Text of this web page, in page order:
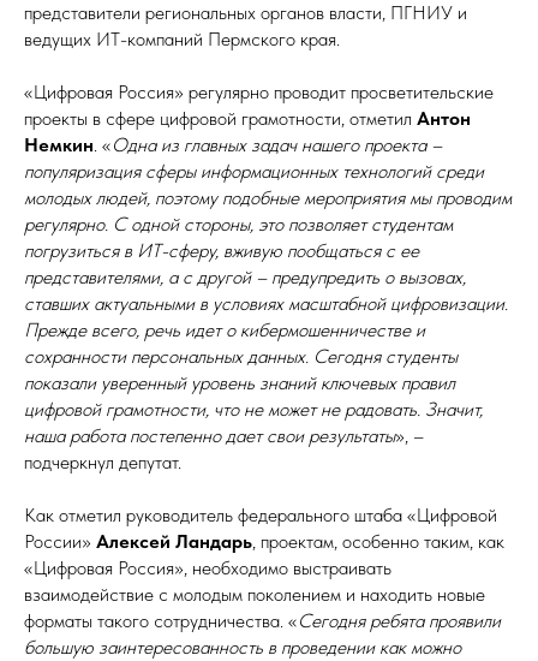
представители региональных органов власти, ПГНИУ и
ведущих ИТ-компаний Пермского края.
«Цифровая Россия» регулярно проводит просветительские
проекты в сфере цифровой грамотности, отметил Антон
Немкин. «Одна из главных задач нашего проекта –
популяризация сферы информационных технологий среди
молодых людей, поэтому подобные мероприятия мы проводим
регулярно. С одной стороны, это позволяет студентам
погрузиться в ИТ-сферу, вживую пообщаться с ее
представителями, а с другой – предупредить о вызовах,
ставших актуальными в условиях масштабной цифровизации.
Прежде всего, речь идет о кибермошенничестве и
сохранности персональных данных. Сегодня студенты
показали уверенный уровень знаний ключевых правил
цифровой грамотности, что не может не радовать. Значит,
наша работа постепенно дает свои результаты», –
подчеркнул депутат.
Как отметил руководитель федерального штаба «Цифровой
России» Алексей Ландарь, проектам, особенно таким, как
«Цифровая Россия», необходимо выстраивать
взаимодействие с молодым поколением и находить новые
форматы такого сотрудничества. «Сегодня ребята проявили
большую заинтересованность в проведении как можно